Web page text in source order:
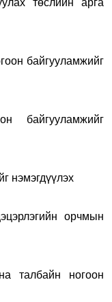
төслийн арга
байгууламжийг
байгууламжийг
нэмэгдүүлэх
орчмын
талбайн ногоон